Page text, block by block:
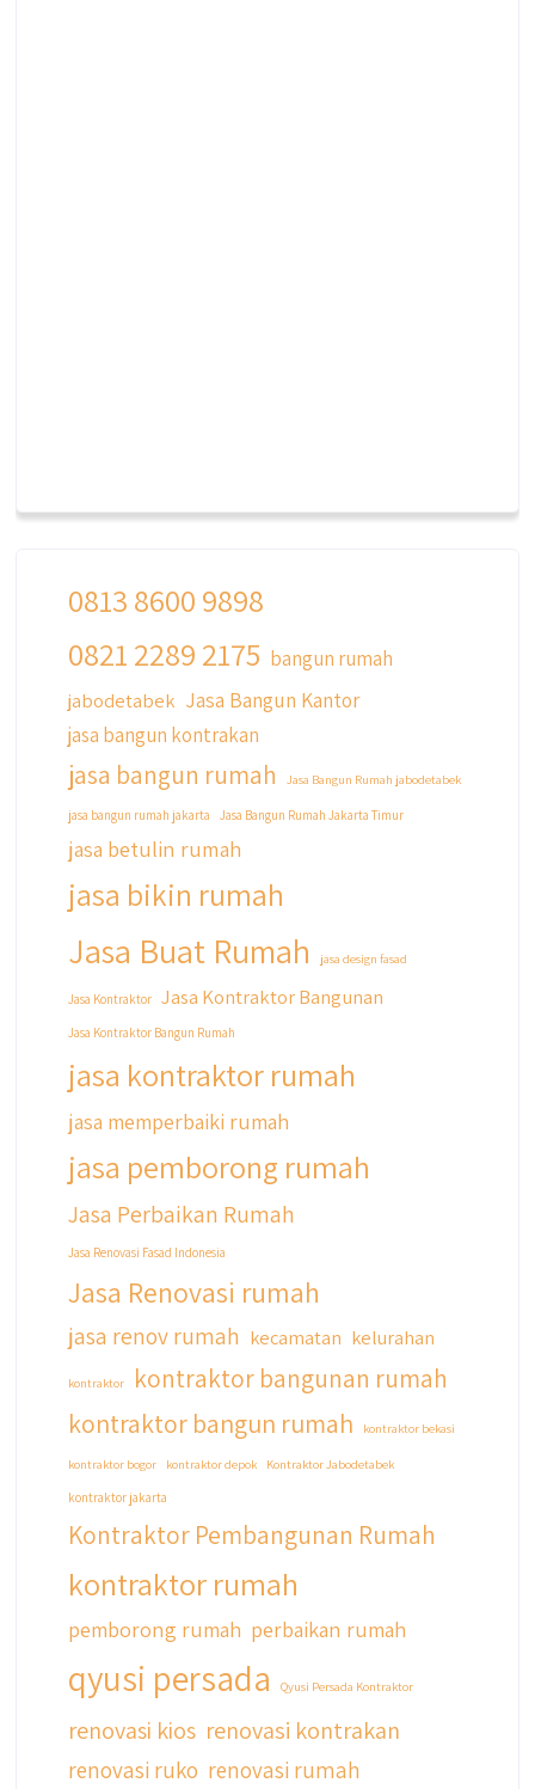
0813 8600 9898
0821 2289 2175 bangun rumah
jabodetabek Jasa Bangun Kantor
jasa bangun kontrakan
jasa bangun rumah Jasa Bangun Rumah jabodetabek
jasa bangun rumah jakarta Jasa Bangun Rumah Jakarta Timur
jasa betulin rumah
jasa bikin rumah
Jasa Buat Rumah jasa design fasad
Jasa Kontraktor Jasa Kontraktor Bangunan
Jasa Kontraktor Bangun Rumah
jasa kontraktor rumah
jasa memperbaiki rumah
jasa pemborong rumah
Jasa Perbaikan Rumah
Jasa Renovasi Fasad Indonesia
Jasa Renovasi rumah
jasa renov rumah kecamatan kelurahan
kontraktor
kontraktor bangunan rumah
kontraktor bangun rumah
kontraktor bekasi
kontraktor bogor kontraktor depok
Kontraktor Jabodetabek
kontraktor jakarta
Kontraktor Pembangunan Rumah
kontraktor rumah
pemborong rumah perbaikan rumah
qyusi persada Qyusi Persada Kontraktor
renovasi kios renovasi kontrakan
renovasi ruko renovasi rumah